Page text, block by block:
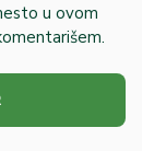
u ovom